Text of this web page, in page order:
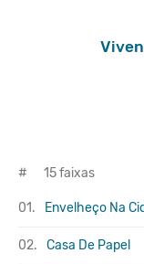
# 15 faixas
01. Envelheço Na
02. Casa De Papel